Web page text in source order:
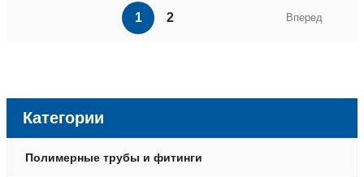
1 2 Вперед
Категории
Полимерные трубы и фитинги